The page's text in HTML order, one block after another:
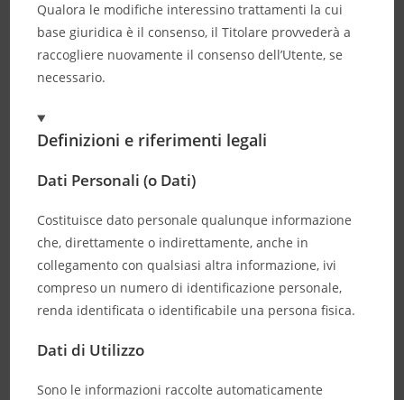
Qualora le modifiche interessino trattamenti la cui
base giuridica è il consenso, il Titolare provvederà a
raccogliere nuovamente il consenso dell’Utente, se
necessario.
Definizioni e riferimenti legali
Dati Personali (o Dati)
Costituisce dato personale qualunque informazione
che, direttamente o indirettamente, anche in
collegamento con qualsiasi altra informazione, ivi
compreso un numero di identificazione personale,
renda identificata o identificabile una persona fisica.
Dati di Utilizzo
Sono le informazioni raccolte automaticamente